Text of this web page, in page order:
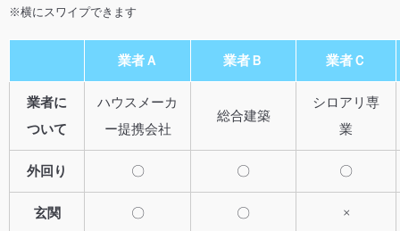
※横にスワイプできます
業者Ａ 業者Ｂ 業者Ｃ
業者に
ついて
ハウスメーカ
ー提携会社
総合建築
シロアリ専
業
外回り 〇 〇 〇
玄関 〇 〇 ×